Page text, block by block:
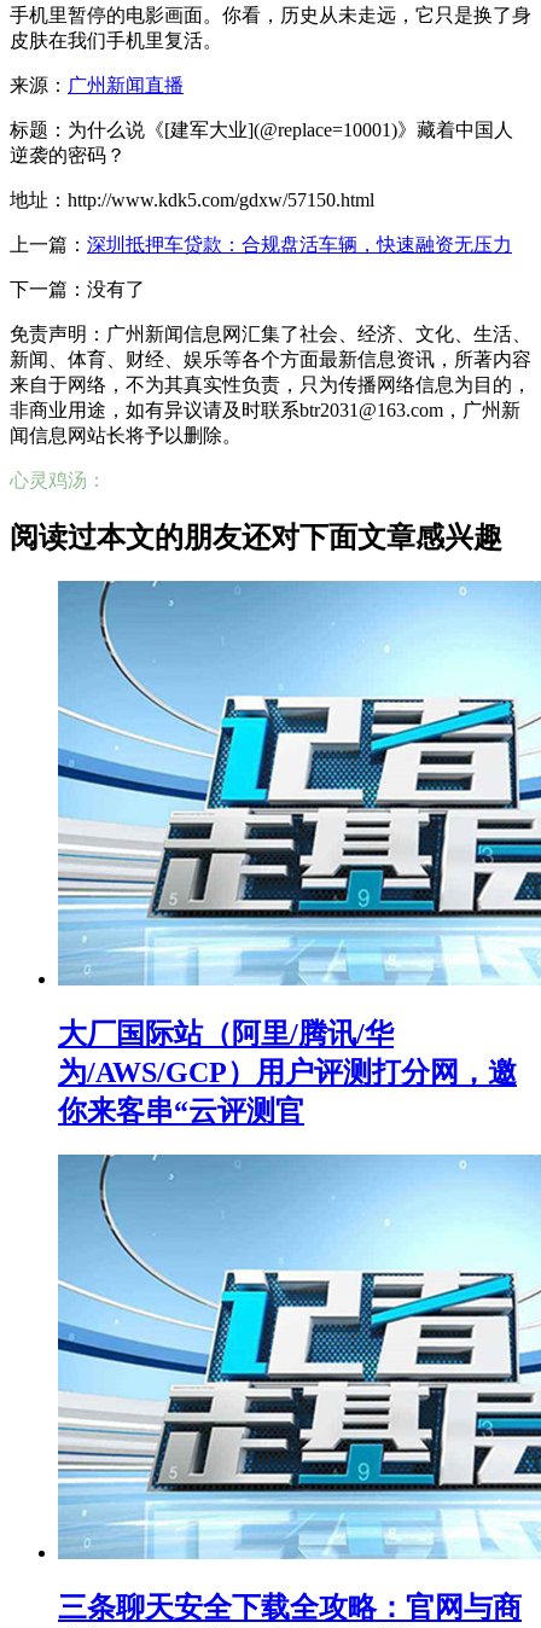
手机里暂停的电影画面。你看，历史从未走远，它只是换了身
皮肤在我们手机里复活。
来源： 广州新闻直播
标题：为什么说《[建军大业](@replace=10001)》藏着中国人
逆袭的密码？
地址：http://www.kdk5.com/gdxw/57150.html
上一篇： 深圳抵押车贷款：合规盘活车辆，快速融资无压力
下一篇：没有了
免责声明：广州新闻信息网汇集了社会、经济、文化、生活、
新闻、体育、财经、娱乐等各个方面最新信息资讯，所著内容
来自于网络，不为其真实性负责，只为传播网络信息为目的，
非商业用途，如有异议请及时联系btr2031@163.com，广州新
闻信息网站长将予以删除。
心灵鸡汤：
阅读过本文的朋友还对下面文章感兴趣
大厂国际站（阿里/腾讯/华
为/AWS/GCP）用户评测打分网，邀
你来客串“云评测官
三条聊天安全下载全攻略：官网与商